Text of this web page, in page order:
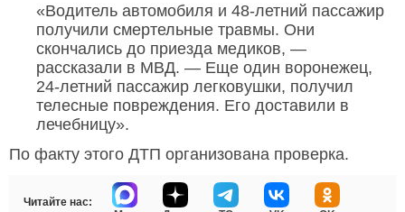
«Водитель автомобиля и 48-летний пассажир
получили смертельные травмы. Они
скончались до приезда медиков, —
рассказали в МВД. — Еще один воронежец,
24-летний пассажир легковушки, получил
телесные повреждения. Его доставили в
лечебницу».
По факту этого ДТП организована проверка.
Читайте нас: